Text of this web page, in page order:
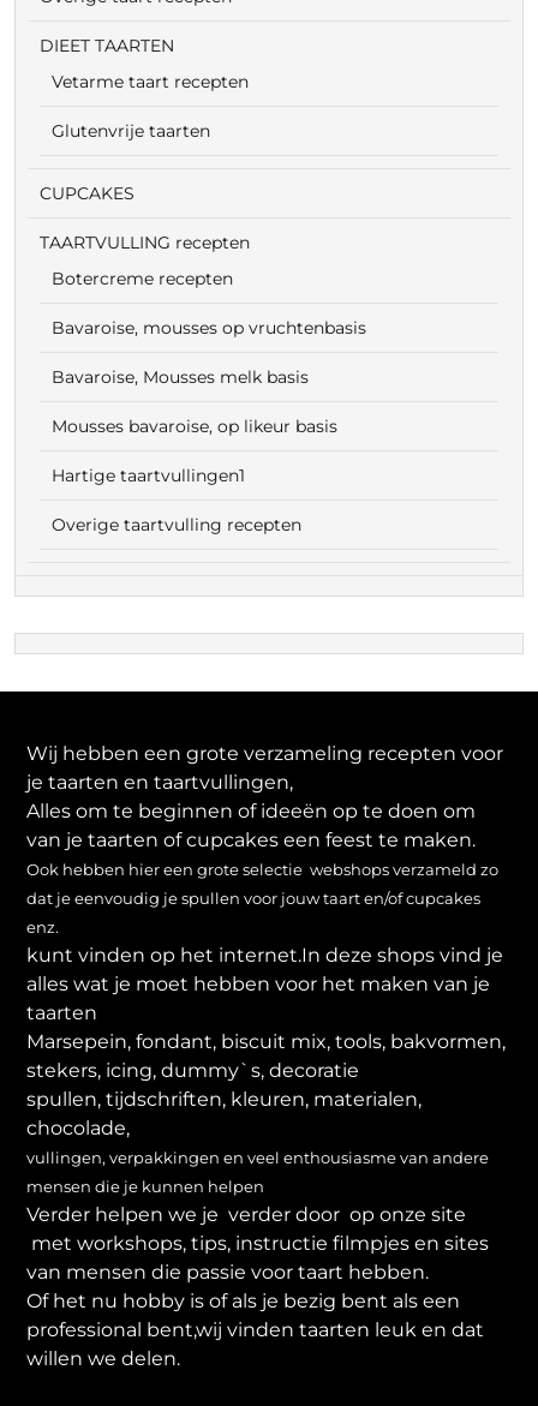
DIEET TAARTEN
Vetarme taart recepten
Glutenvrije taarten
CUPCAKES
TAARTVULLING recepten
Botercreme recepten
Bavaroise, mousses op vruchtenbasis
Bavaroise, Mousses melk basis
Mousses bavaroise, op likeur basis
Hartige taartvullingen1
Overige taartvulling recepten
Wij hebben een grote verzameling recepten voor
je taarten en taartvullingen,
Alles om te beginnen of ideeën op te doen om
van je taarten of cupcakes een feest te maken.
Ook hebben hier een grote selectie webshops verzameld zo
dat je eenvoudig je spullen voor jouw taart en/of cupcakes
enz.
kunt vinden op het internet.In deze shops vind je
alles wat je moet hebben voor het maken van je
taarten
Marsepein, fondant, biscuit mix, tools, bakvormen,
stekers, icing, dummy`s, decoratie
spullen, tijdschriften, kleuren, materialen,
chocolade,
vullingen, verpakkingen en veel enthousiasme van andere
mensen die je kunnen helpen
Verder helpen we je verder door op onze site
met workshops, tips, instructie filmpjes en sites
van mensen die passie voor taart hebben.
Of het nu hobby is of als je bezig bent als een
professional bent,wij vinden taarten leuk en dat
willen we delen.